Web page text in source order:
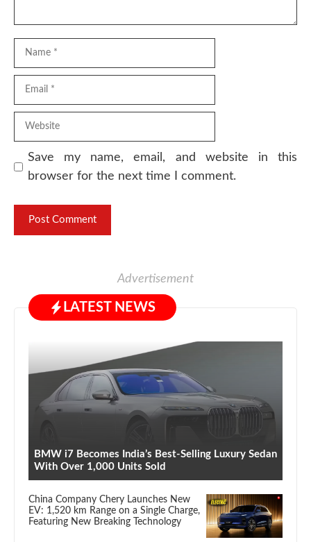
Save my name, email, and website in this
browser for the next time I comment.
Advertisement
LATEST NEWS
BMW i7 Becomes India’s Best-Selling Luxury Sedan
With Over 1,000 Units Sold
China Company Chery Launches New
EV: 1,520 km Range on a Single Charge,
Featuring New Breaking Technology